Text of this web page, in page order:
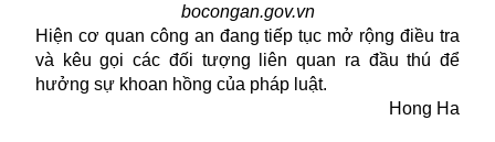
bocongan.gov.vn
Hiện cơ quan công an đang tiếp tục mở rộng điều tra
và kêu gọi các đối tượng liên quan ra đầu thú để
hưởng sự khoan hồng của pháp luật.
Hong Ha